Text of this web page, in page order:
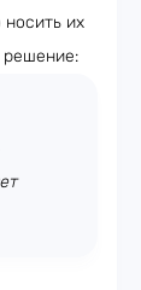
их
решение: